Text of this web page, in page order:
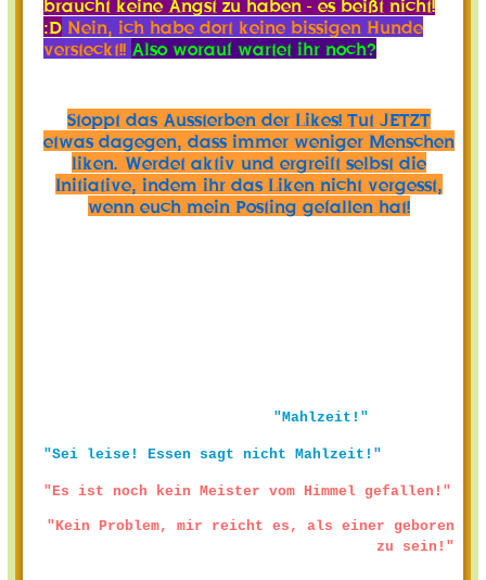
braucht keine Angst zu haben - es beißt nicht!
:D Nein, ich habe dort keine bissigen Hunde
versteckt!! Also worauf wartet ihr noch?
Stoppt das Aussterben der Likes! Tut JETZT
etwas dagegen, dass immer weniger Menschen
liken. Werdet aktiv und ergreift selbst die
Initiative, indem ihr das Liken nicht vergesst,
wenn euch mein Posting gefallen hat!
"Mahlzeit!"
"Sei leise! Essen sagt nicht Mahlzeit!"
"Es ist noch kein Meister vom Himmel gefallen!"
"Kein Problem, mir reicht es, als einer geboren
zu sein!"